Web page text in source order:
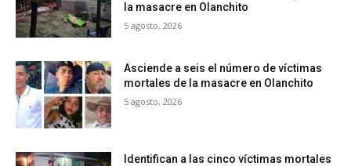
la masacre en Olanchito
5 agosto, 2026
Asciende a seis el número de víctimas
mortales de la masacre en Olanchito
5 agosto, 2026
Identifican a las cinco víctimas mortales